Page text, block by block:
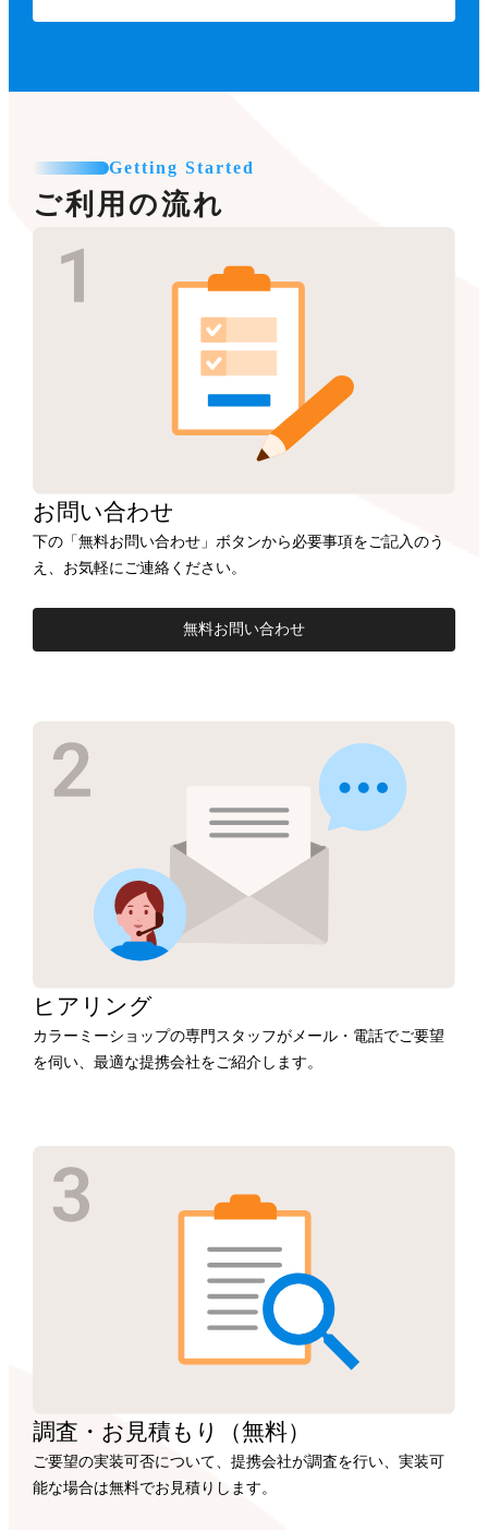
Getting Started
ご利用の流れ
お問い合わせ
下の「無料お問い合わせ」ボタンから必要事項をご記入のう
え、お気軽にご連絡ください。
無料お問い合わせ
ヒアリング
カラーミーショップの専門スタッフがメール・電話でご要望
を伺い、最適な提携会社をご紹介します。
調査・お見積もり （無料）
ご要望の実装可否について、提携会社が調査を行い、実装可
能な場合は無料でお見積りします。